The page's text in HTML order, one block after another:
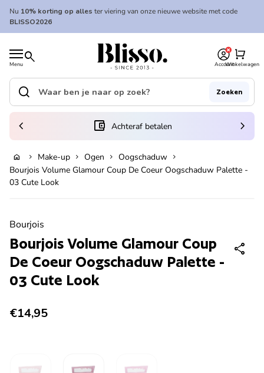
In winkelwagen
Overslaan naar inhoud
Nu 10% korting op alles ter viering van onze nieuwe website met code
BLISSO2026
Menu search
Home
AccountWinkelwagen
shopping_cart
Home
Zoek op"
search Zoeken
(link opent in nieuw tabblad/venster)
account_balance_wallet Achteraf betalen
chevron_left chevron_right
home chevron_right Make-up chevron_right Ogen chevron_right Oogschaduw chevron_right
Bourjois Volume Glamour Coup De Coeur Oogschaduw Palette -
03 Cute Look
Bourjois
Bourjois Volume Glamour Coup
De Coeur Oogschaduw Palette -
03 Cute Look
share
Normale prijs
€14,95